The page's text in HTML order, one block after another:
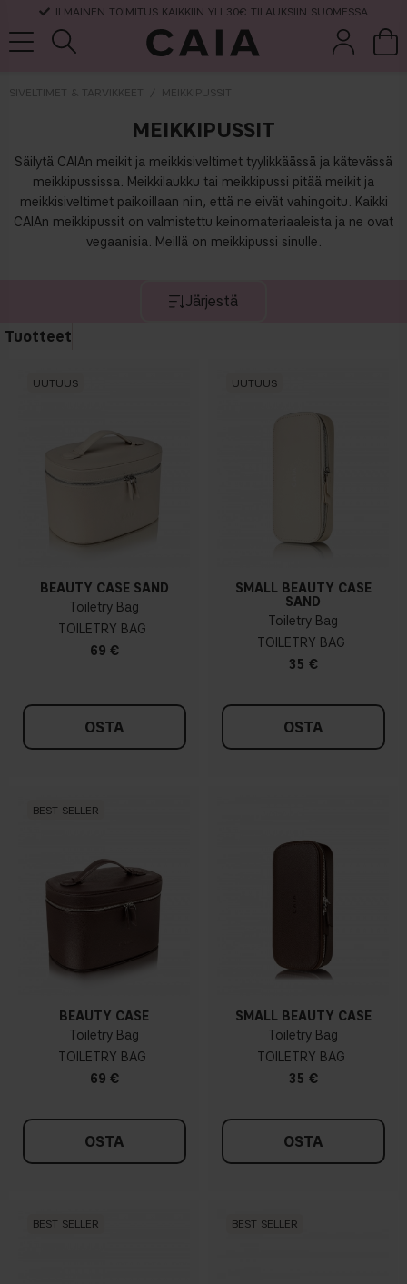
ILMAINEN TOIMITUS KAIKKIIN YLI 30€ TILAUKSIIN SUOMESSA
SIVELTIMET & TARVIKKEET MEIKKIPUSSIT
MEIKKIPUSSIT
Säilytä CAIAn meikit ja meikkisiveltimet tyylikkäässä ja kätevässä
meikkipussissa. Meikkilaukku tai meikkipussi pitää meikit ja
meikkisiveltimet paikoillaan niin, että ne eivät vahingoitu. Kaikki
CAIAn meikkipussit on valmistettu keinomateriaaleista ja ne ovat
vegaanisia. Meillä on meikkipussi sinulle.
Järjestä
Tuotteet
UUTUUS
BEAUTY CASE SAND
Toiletry Bag
TOILETRY BAG
69 €
OSTA
UUTUUS
SMALL BEAUTY CASE
SAND
Toiletry Bag
TOILETRY BAG
35 €
OSTA
BEST SELLER
BEAUTY CASE
Toiletry Bag
TOILETRY BAG
69 €
OSTA
SMALL BEAUTY CASE
Toiletry Bag
TOILETRY BAG
35 €
OSTA
BEST SELLER BEST SELLER
setit
kuivashampo